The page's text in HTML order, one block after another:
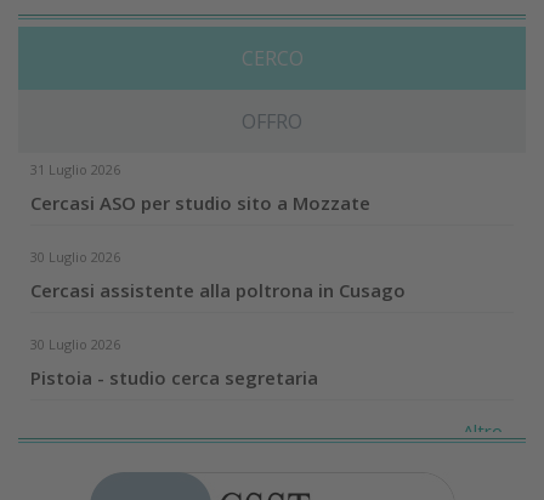
CERCO
OFFRO
31 Luglio 2026
Cercasi ASO per studio sito a Mozzate
30 Luglio 2026
Cercasi assistente alla poltrona in Cusago
30 Luglio 2026
Pistoia - studio cerca segretaria
Altro...